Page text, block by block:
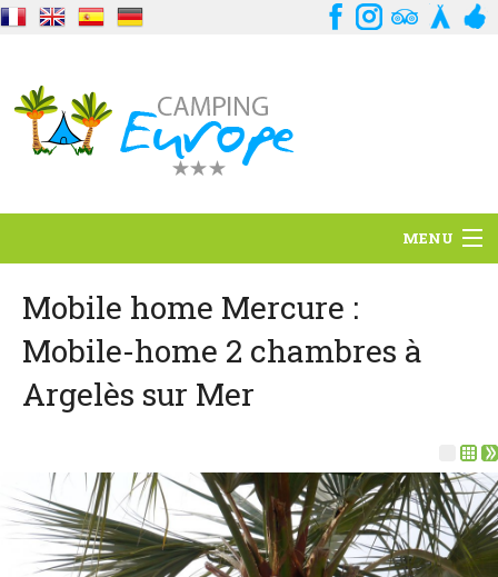
MENU
Situación
Ambiente
Servicios
Situación y acceso
Formulario de contacto
Mobile home Mercure :
Mobile-home 2 chambres à
Argelès sur Mer